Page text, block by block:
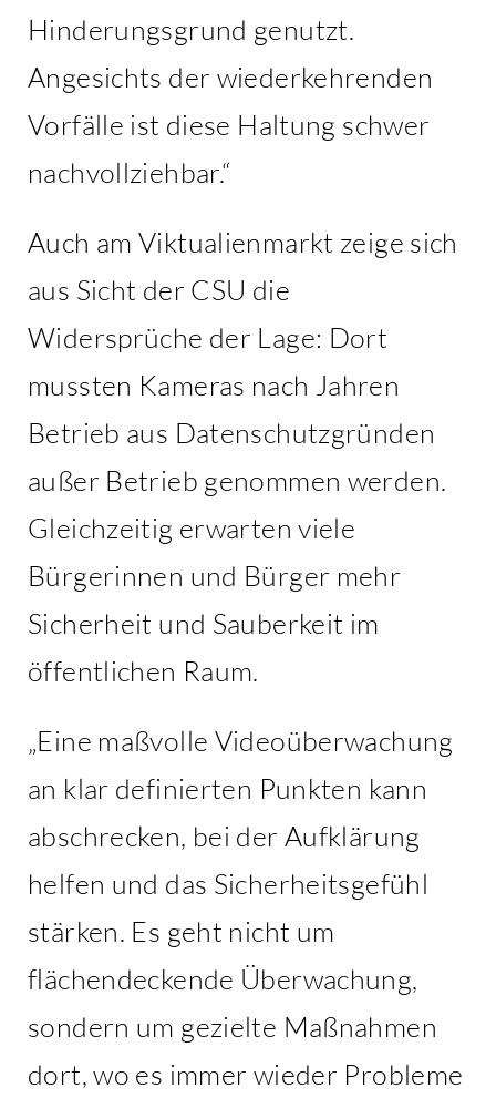
Hinderungsgrund genutzt.
Angesichts der wiederkehrenden
Vorfälle ist diese Haltung schwer
nachvollziehbar.“
Auch am Viktualienmarkt zeige sich
aus Sicht der CSU die
Widersprüche der Lage: Dort
mussten Kameras nach Jahren
Betrieb aus Datenschutzgründen
außer Betrieb genommen werden.
Gleichzeitig erwarten viele
Bürgerinnen und Bürger mehr
Sicherheit und Sauberkeit im
öffentlichen Raum.
„Eine maßvolle Videoüberwachung
an klar definierten Punkten kann
abschrecken, bei der Aufklärung
helfen und das Sicherheitsgefühl
stärken. Es geht nicht um
flächendeckende Überwachung,
sondern um gezielte Maßnahmen
dort, wo es immer wieder Probleme